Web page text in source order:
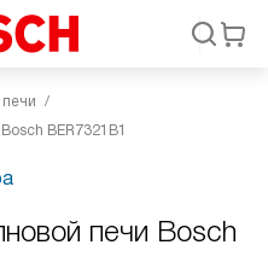
BER7321B1
печи Bosch